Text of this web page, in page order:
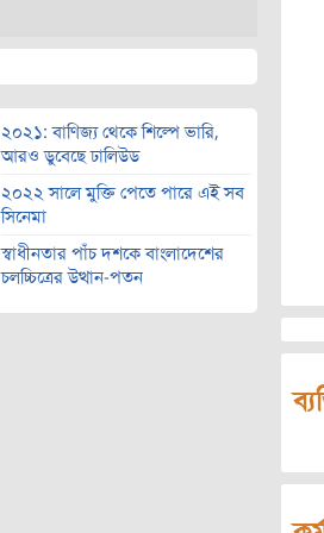
২০২১: বাণিজ্য থেকে শিল্পে ভারি,
আরও ডুবেছে ঢালিউড
২০২২ সালে মুক্তি পেতে পারে এই সব
সিনেমা
স্বাধীনতার পাঁচ দশকে বাংলাদেশের
চলচ্চিত্রের উত্থান-পতন